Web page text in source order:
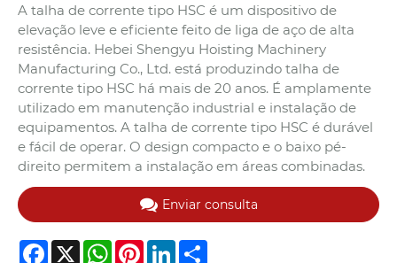
A talha de corrente tipo HSC é um dispositivo de
elevação leve e eficiente feito de liga de aço de alta
resistência. Hebei Shengyu Hoisting Machinery
Manufacturing Co., Ltd. está produzindo talha de
corrente tipo HSC há mais de 20 anos. É amplamente
utilizado em manutenção industrial e instalação de
equipamentos. A talha de corrente tipo HSC é durável
e fácil de operar. O design compacto e o baixo pé-
direito permitem a instalação em áreas combinadas.
Enviar consulta
Facebook
X WhatsApp
PinterestLinkedIn